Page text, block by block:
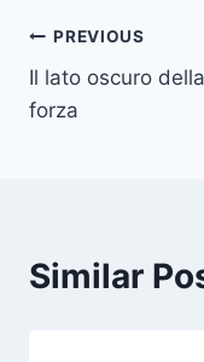
Post
navigation
PREVIOUS
Il lato oscuro della
forza
Similar